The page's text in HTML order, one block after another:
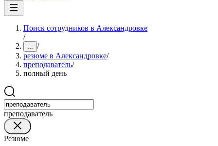
Поиск сотрудников в Александровке
/
... /
резюме в Александровке/
преподаватель/
полный день
преподаватель
Резюме